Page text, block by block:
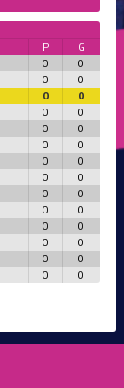
P
G
0
0
0
0
0
0
0
0
0
0
0
0
0
0
0
0
0
0
0
0
0
0
0
0
0
0
0 0